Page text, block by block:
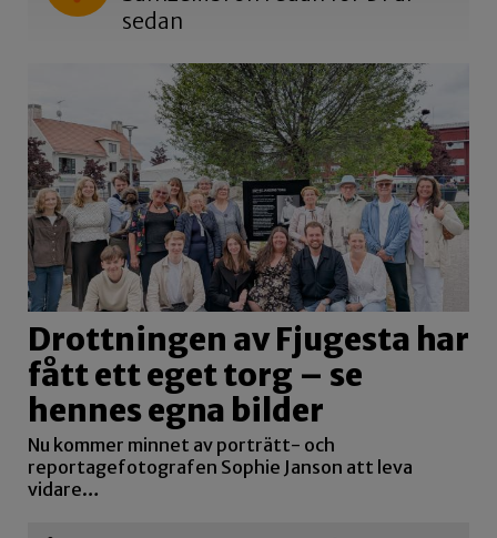
sedan
Drottningen av Fjugesta har
fått ett eget torg – se
hennes egna bilder
Nu kommer minnet av porträtt- och
reportagefotografen Sophie Janson att leva
vidare…